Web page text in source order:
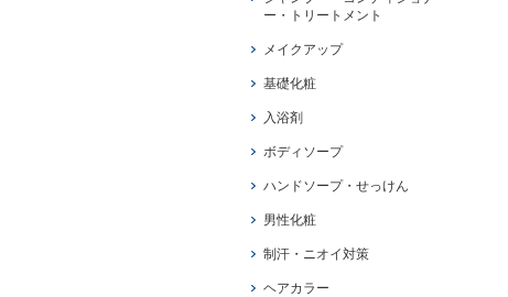
ー・トリートメント
メイクアップ
基礎化粧
入浴剤
ボディソープ
ハンドソープ・せっけん
男性化粧
制汗・ニオイ対策
ヘアカラー